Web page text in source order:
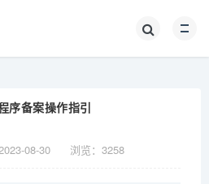
序备案操作指引
08-30 浏览： 3258